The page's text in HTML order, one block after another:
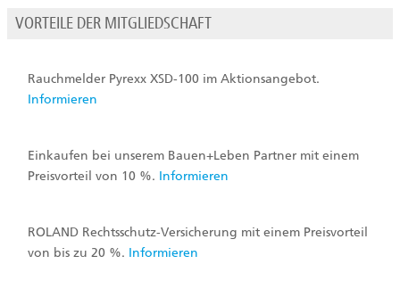
VORTEILE DER MITGLIEDSCHAFT
Rauchmelder Pyrexx XSD-100 im Aktionsangebot.
Informieren
Einkaufen bei unserem Bauen+Leben Partner mit einem
Preisvorteil von 10 %. Informieren
ROLAND Rechtsschutz-Versicherung mit einem Preisvorteil
von bis zu 20 %. Informieren